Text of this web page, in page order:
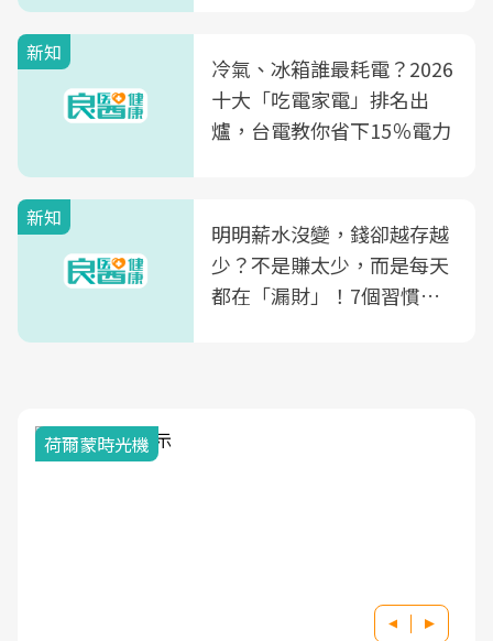
光田醫院建構360度女性健
康照護生態圈
新知
冷氣、冰箱誰最耗電？2026
十大「吃電家電」排名出
爐，台電教你省下15％電力
新知
明明薪水沒變，錢卻越存越
少？不是賺太少，而是每天
都在「漏財」！7個習慣一
荷爾蒙時光機